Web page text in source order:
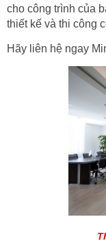
cho công trình của
thiết kế và thi công
Hãy liên hệ ngay